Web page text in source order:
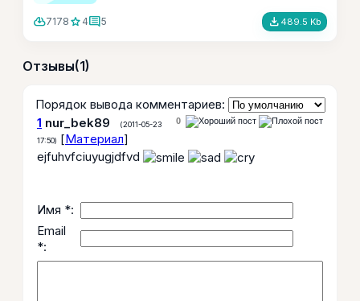
cloud_download7178 star 4comment5 file_download 489.5 Kb
Отзывы(1)
Порядок вывода комментариев:
0
1 nur_bek89
(2011-05-23
17:50) [Материал]
ejfuhvfciuyugjdfvd
Имя *:
Email
*: